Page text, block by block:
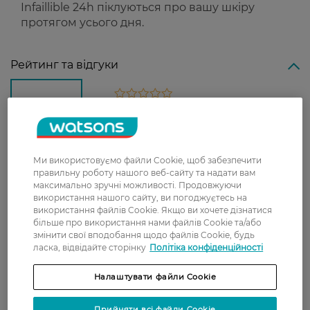
Infaillible 24h піклуються про вашу шкіру
протягом усього дня.
Рейтинг та відгуки
Доставка
Нова пошта
У відділення Нової пошти - 99 грн,
безкоштовно від 699 грн
Вартість доставки - 79 грн, безкоштовна
Ми використовуємо файли Cookie, щоб забезпечити
правильну роботу нашого веб-сайту та надати вам
максимально зручні можливості. Продовжуючи
використання нашого сайту, ви погоджуєтесь на
використання файлів Cookie. Якщо ви хочете дізнатися
більше про використання нами файлів Cookie та/або
змінити свої вподобання щодо файлів Cookie, будь
ласка, відвідайте сторінку Політіка конфіденційності
Налаштувати файли Cookie